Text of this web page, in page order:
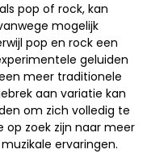
pop of rock, kan
mogelijk
pop en rock een
geluiden
meer traditionele
aan variatie kan
om zich volledig te
zoek zijn naar meer
ervaringen.